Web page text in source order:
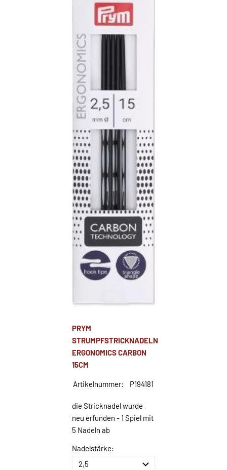
PRYM
STRUMPFSTRICKNADELN
ERGONOMICS CARBON
15CM
Artikelnummer: P194181
die Stricknadel wurde
neu erfunden - 1 Spiel mit
5 Nadeln ab
Nadelstärke: